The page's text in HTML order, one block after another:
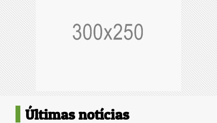
Últimas notícias